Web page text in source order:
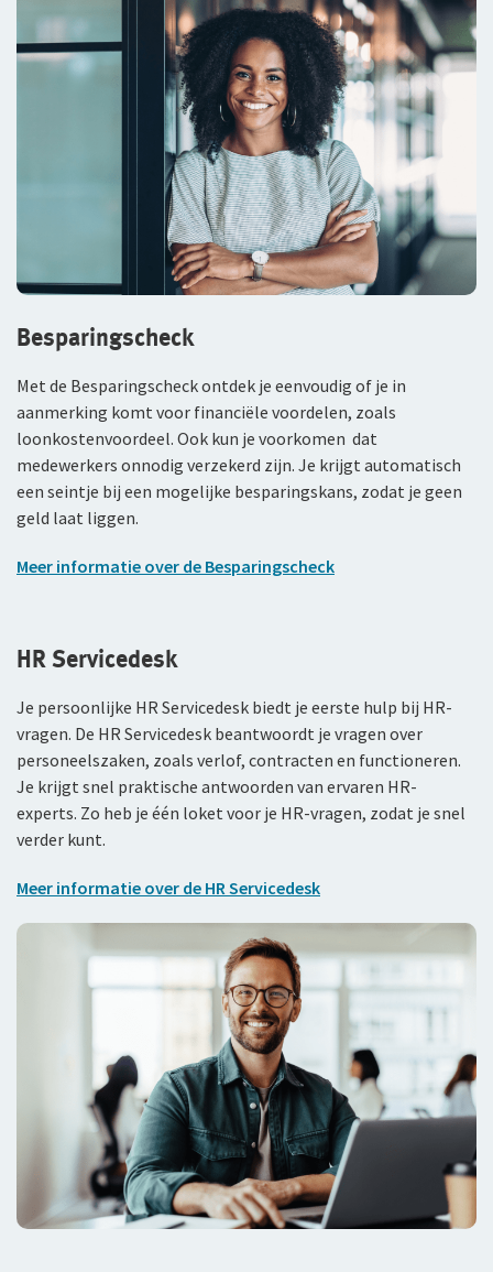
Duurzaam ondernemen
Samenwerking met adviseurs
Werken bij De Goudse
Stages en afstuderen
Sollicitatieprocedure
Privacyverklaring sollicitanten
Jaarverslag
Besparingscheck
Met de Besparingscheck ontdek je eenvoudig of je in
aanmerking komt voor financiële voordelen, zoals
loonkostenvoordeel. Ook kun je voorkomen dat
medewerkers onnodig verzekerd zijn. Je krijgt automatisch
een seintje bij een mogelijke besparingskans, zodat je geen
geld laat liggen.
Meer informatie over de Besparingscheck
HR Servicedesk
Je persoonlijke HR Servicedesk biedt je eerste hulp bij HR-
vragen. De HR Servicedesk beantwoordt je vragen over
personeelszaken, zoals verlof, contracten en functioneren.
Je krijgt snel praktische antwoorden van ervaren HR-
experts. Zo heb je één loket voor je HR-vragen, zodat je snel
verder kunt.
Meer informatie over de HR Servicedesk